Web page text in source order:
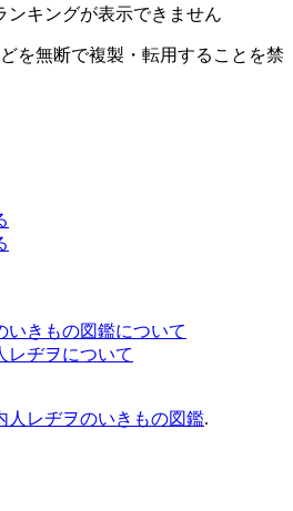
ンキングが表示できません
を無断で複製・転用することを禁
いきもの図鑑について
レヂヲについて
人レヂヲのいきもの図鑑.